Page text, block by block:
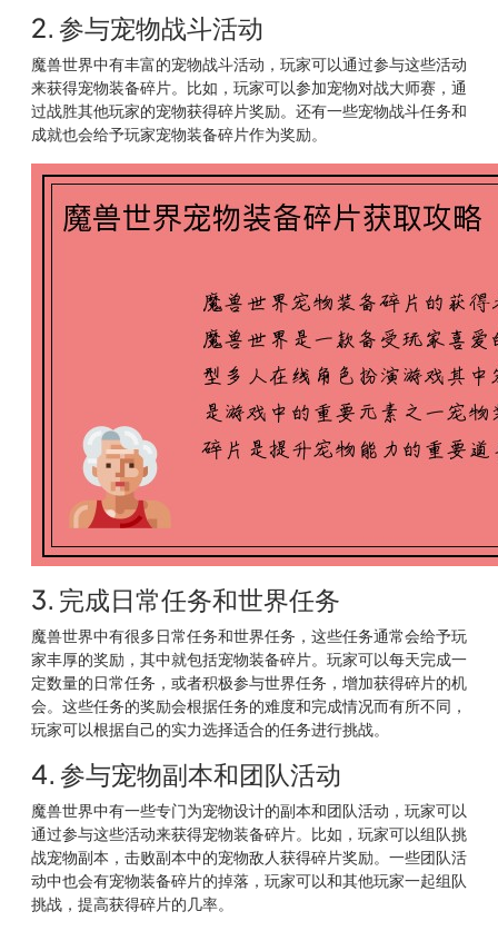
2. 参与宠物战斗活动
魔兽世界中有丰富的宠物战斗活动，玩家可以通过参与这些活动
来获得宠物装备碎片。比如，玩家可以参加宠物对战大师赛，通
过战胜其他玩家的宠物获得碎片奖励。还有一些宠物战斗任务和
成就也会给予玩家宠物装备碎片作为奖励。
3. 完成日常任务和世界任务
魔兽世界中有很多日常任务和世界任务，这些任务通常会给予玩
家丰厚的奖励，其中就包括宠物装备碎片。玩家可以每天完成一
定数量的日常任务，或者积极参与世界任务，增加获得碎片的机
会。这些任务的奖励会根据任务的难度和完成情况而有所不同，
玩家可以根据自己的实力选择适合的任务进行挑战。
4. 参与宠物副本和团队活动
魔兽世界中有一些专门为宠物设计的副本和团队活动，玩家可以
通过参与这些活动来获得宠物装备碎片。比如，玩家可以组队挑
战宠物副本，击败副本中的宠物敌人获得碎片奖励。一些团队活
动中也会有宠物装备碎片的掉落，玩家可以和其他玩家一起组队
挑战，提高获得碎片的几率。